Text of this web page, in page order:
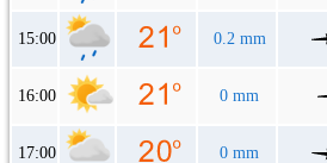
15:00 0.2 mm
16:00 0 mm
17:00 0 mm